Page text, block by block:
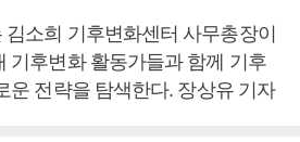
소희 기후변화센터 사무총장이
기후변화 활동가들과 함께 기후
운 전략을 탐색한다. 장상유 기자